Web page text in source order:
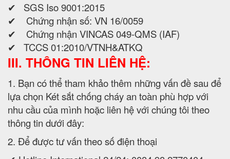
✔ SGS Iso 9001:2015
✔ Chứng nhận số: VN 16/0059
✔ Chứng nhận VINCAS 049-QMS (IAF)
✔ TCCS 01:2010/VTNH&ATKQ
III. THÔNG TIN LIÊN HỆ:
1. Bạn có thể tham khảo thêm những vấn đề sau để
lựa chọn Két sắt chống cháy an toàn phù hợp với
nhu cầu của mình hoặc liên hệ với chúng tôi theo
thông tin dưới đây:
2. Để được tư vấn theo số điện thoại